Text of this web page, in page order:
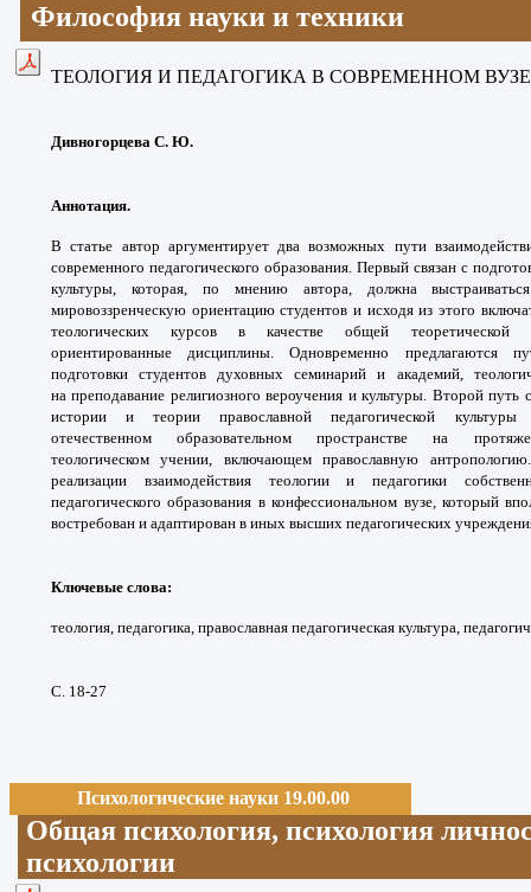
Философия науки и техники
ТЕОЛОГИЯ И ПЕДАГОГИКА В СОВРЕМЕННОМ
Дивногорцева С. Ю.
Аннотация.
В статье автор аргументирует двавозможных пути
современного педагогического образования. Первый связан с
культуры, которая, по мнению автора, должна
мировоззренческую ориентацию студентов и исходя из этого
теологическихкурсов в качестве общей теоретической
ориентированныедисциплины. Одновременно предлагаются
подготовкистудентов духовных семинарий и академий,
напреподавание религиозного вероучения и культуры. Второй путь
истории и теорииправославной педагогической
отечественномобразовательном пространстве на
теологическомучении, включающем православную
реализации взаимодействия теологиии педагогики
педагогического образования вконфессиональном вузе, который
востребован и адаптирован в иных высших педагогических
Ключевые слова:
теология, педагогика, православная педагогическая культура,
С. 18-27
Психологические науки 19.00.00
Общая психология, психология
психологии